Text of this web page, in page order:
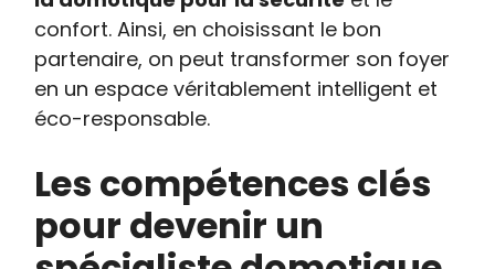
confort. Ainsi, en choisissant le bon
partenaire, on peut transformer son foyer
en un espace véritablement intelligent et
éco-responsable.
Les compétences clés
pour devenir un